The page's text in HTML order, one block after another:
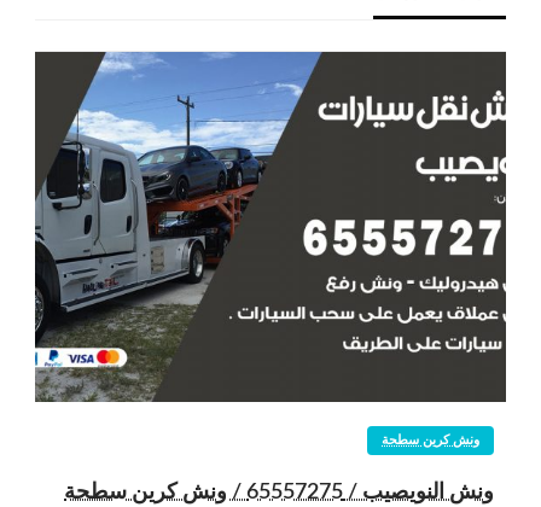
ونش كرين سطحة
ونش النويصيب / 65557275 / ونش كرين سطحة